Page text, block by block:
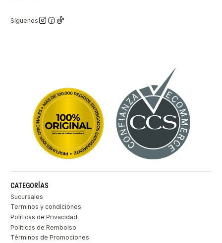
Síguenos
CATEGORÍAS
Sucursales
Terminos y condiciones
Políticas de Privacidad
Políticas de Rembolso
Términos de Promociones